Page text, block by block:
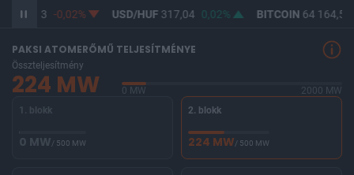
365,33 -0,02% USD/HUF317,04 0,02% BITCOIN64 164,58
PAKSI ATOMERŐMŰ TELJESÍTMÉNYE
Összteljesítmény
224 MW 0 MW
2000 MW
1. blokk
0 MW/ 500 MW
2. blokk
224 MW/ 500 MW